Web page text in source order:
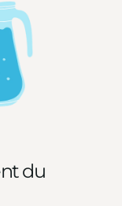
du